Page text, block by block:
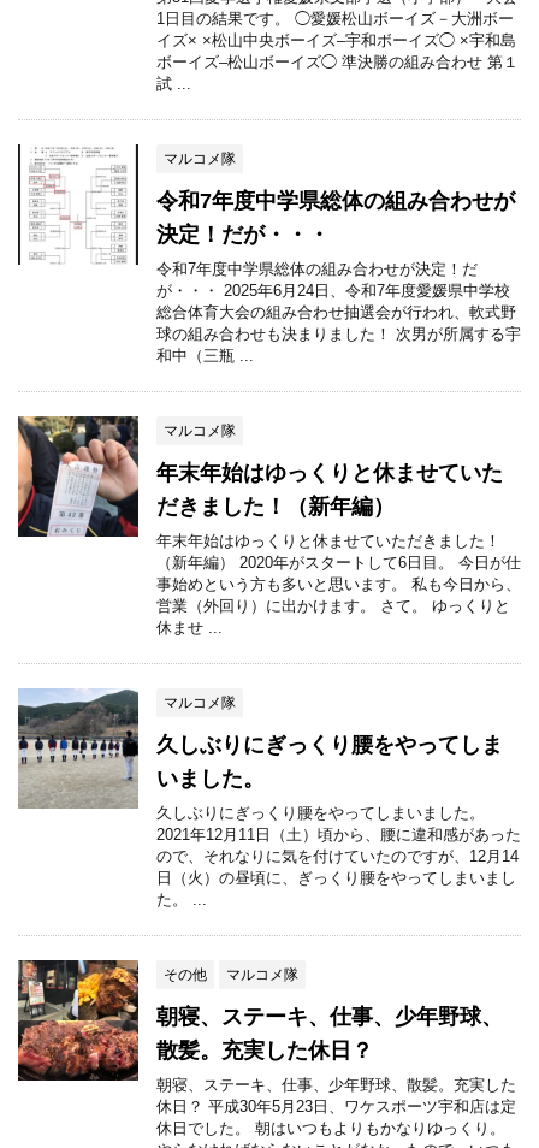
1日目の結果です。 ◯愛媛松山ボーイズ－大洲ボー
イズ× ×松山中央ボーイズ–宇和ボーイズ◯ ×宇和島
ボーイズ–松山ボーイズ◯ 準決勝の組み合わせ 第１
試 ...
マルコメ隊
令和7年度中学県総体の組み合わせが
決定！だが・・・
令和7年度中学県総体の組み合わせが決定！だ
が・・・ 2025年6月24日、令和7年度愛媛県中学校
総合体育大会の組み合わせ抽選会が行われ、軟式野
球の組み合わせも決まりました！ 次男が所属する宇
和中（三瓶 ...
マルコメ隊
年末年始はゆっくりと休ませていた
だきました！（新年編）
年末年始はゆっくりと休ませていただきました！
（新年編） 2020年がスタートして6日目。 今日が仕
事始めという方も多いと思います。 私も今日から、
営業（外回り）に出かけます。 さて。 ゆっくりと
休ませ ...
マルコメ隊
久しぶりにぎっくり腰をやってしま
いました。
久しぶりにぎっくり腰をやってしまいました。
2021年12月11日（土）頃から、腰に違和感があった
ので、それなりに気を付けていたのですが、12月14
日（火）の昼頃に、ぎっくり腰をやってしまいまし
た。 ...
その他 マルコメ隊
朝寝、ステーキ、仕事、少年野球、
散髪。充実した休日？
朝寝、ステーキ、仕事、少年野球、散髪。充実した
休日？ 平成30年5月23日、ワケスポーツ宇和店は定
休日でした。 朝はいつもよりもかなりゆっくり。